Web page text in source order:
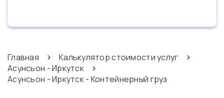
Главная
Калькулятор стоимости услуг
Асунсьон - Иркутск
Асунсьон - Иркутск - Контейнерный груз